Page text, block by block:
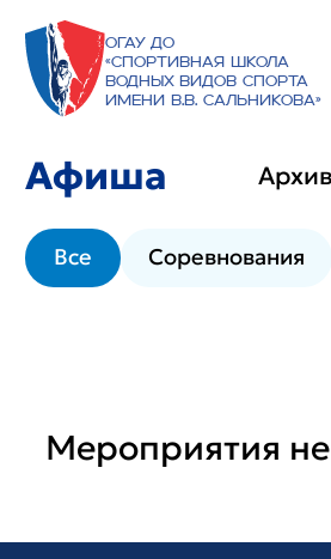
ОГАУ ДО
«Спортивная школа
водных видов спорта
имени В.В. Сальникова»
Афиша
Все Соревнования
Мероприятия